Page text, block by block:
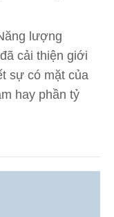
lượng
cải thiện giới
sự có mặt của
hay phần tỷ